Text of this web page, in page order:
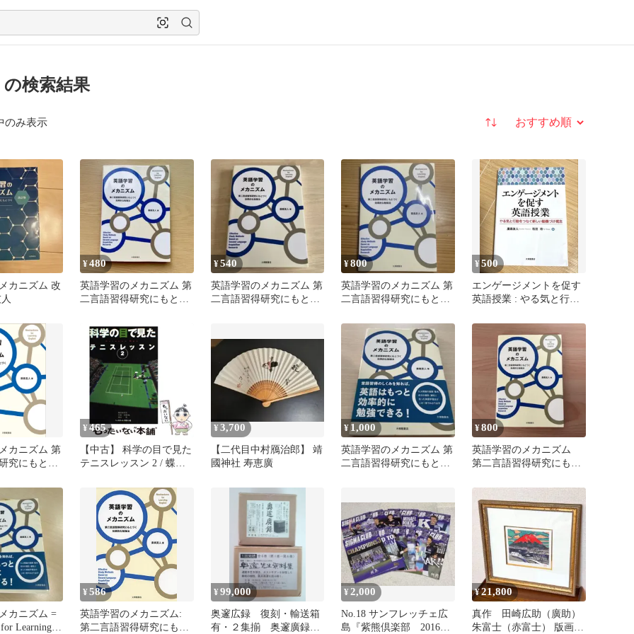
の検索結果
のみ表示 並び替え
カニズム 改
¥480
英語学習のメカニズム 第
二言語習得研究にもとづ
¥540
英語学習のメカニズム 第
二言語習得研究にもとづ
¥800
英語学習のメカニズム 第
二言語習得研究にもとづ
¥500
エンゲージメントを促す
英語授業 : やる気と行動
概念
カニズム 第
究にもとづ
（単行本）
¥ 465
【中古】 科学の目で見た
テニスレッスン 2 / 蝶間
茂、佐藤 政広 / ベースボ
ール・マガジン社
¥3,700
【二代目中村鴈治郎】 靖
國神社 寿恵廣
¥ 1,000
英語学習のメカニズム 第
二言語習得研究にもとづ
¥800
英語学習のメカニズム
第二言語習得研究にもと
カニズム =
for Learning
¥586
英語学習のメカニズム:
第二言語習得研究にもと
¥99,000
奥邃広録 復刻・輸送箱
有・２集揃 奥邃廣録
¥ 2,000
No.18 サンフレッチェ広
島『紫熊倶楽部 2016』
¥21,800
真作 田崎広助（廣助）
朱富士（赤富士） 版画